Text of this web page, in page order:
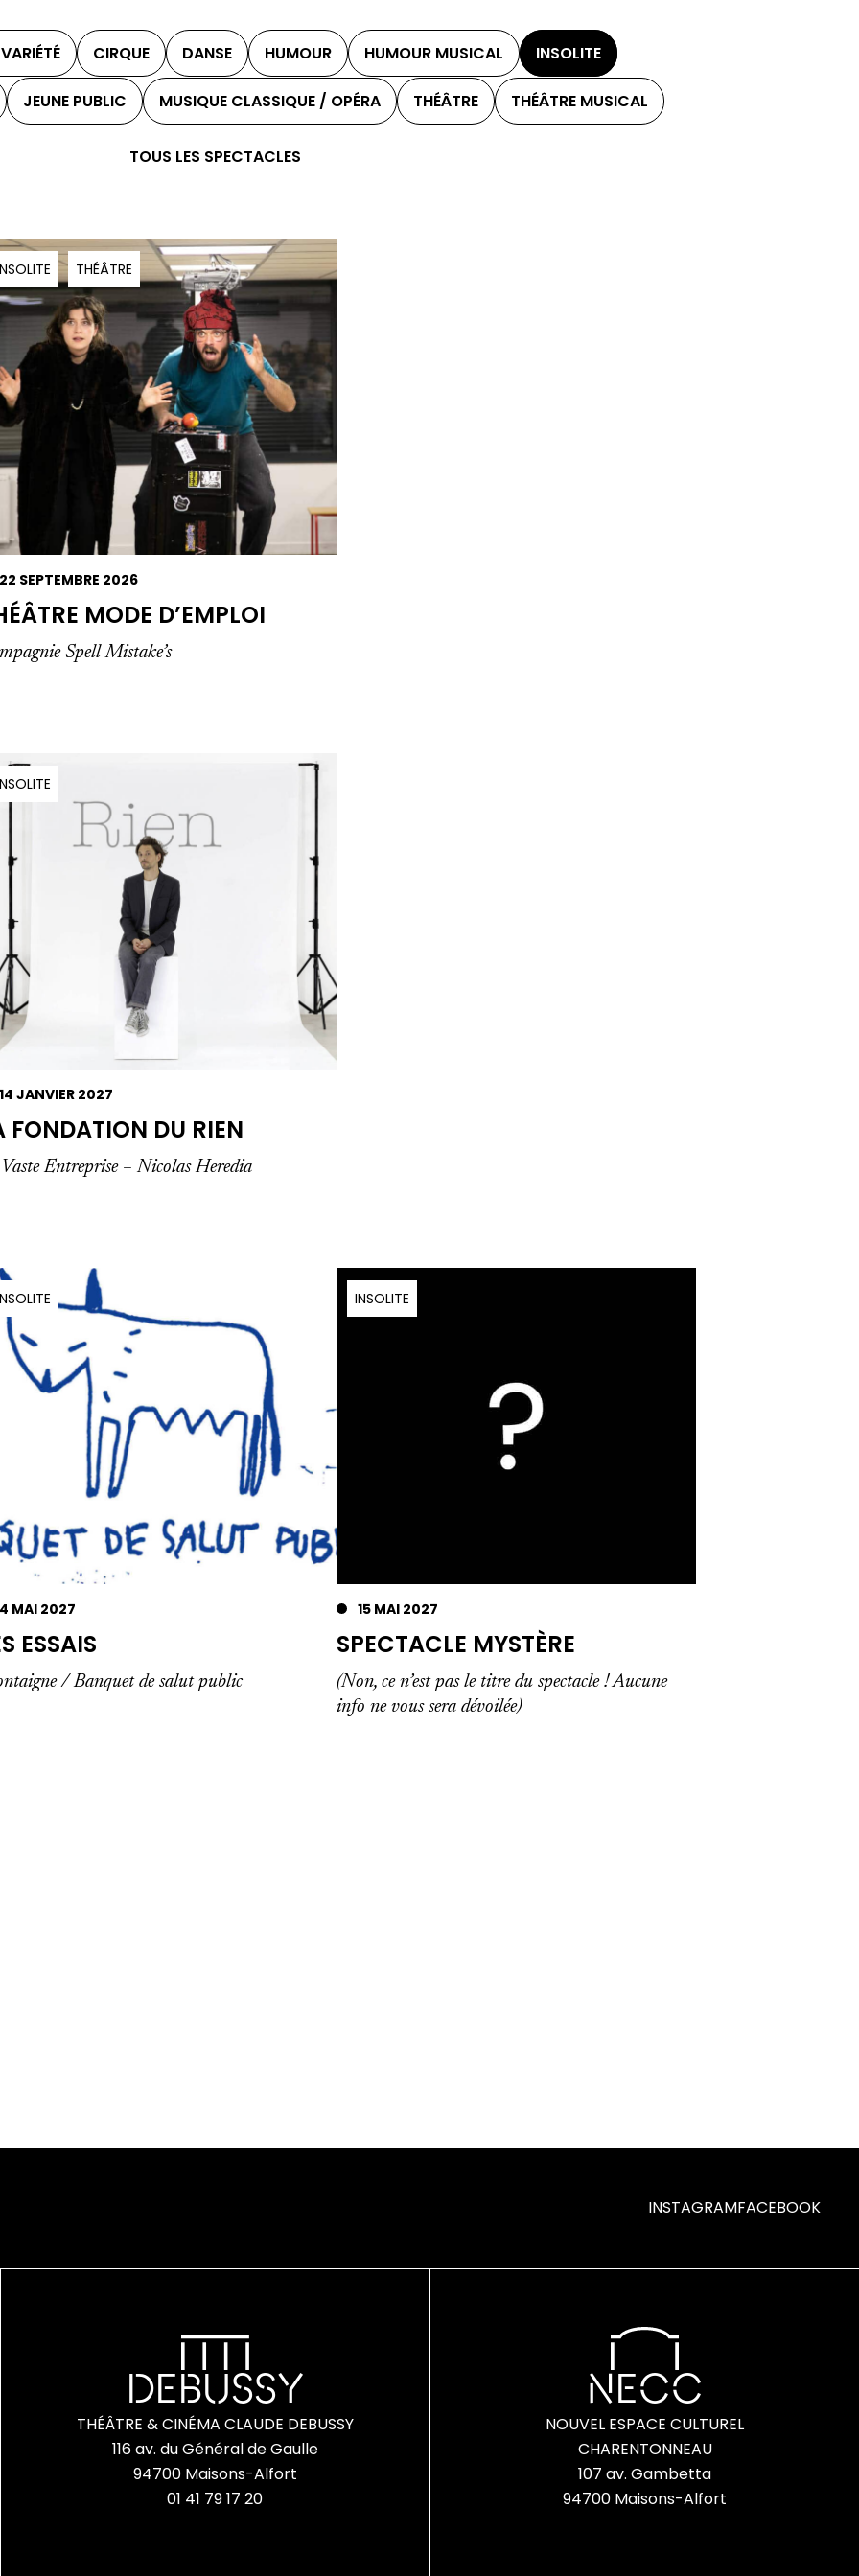
CIRQUE DANSE HUMOUR HUMOUR MUSICAL INSOLITE
JEUNE PUBLIC MUSIQUE CLASSIQUE / OPÉRA THÉÂTRE THÉÂTRE MUSICAL
TOUS LES SPECTACLES
THÉÂTRE
SEPTEMBRE 2026
MODE D’EMPLOI
Spell Mistake’s
JANVIER 2027
FONDATION DU RIEN
Entreprise – Nicolas Heredia
MAI 2027
ESSAIS
/ Banquet de salut public
INSOLITE
15 MAI 2027
SPECTACLE MYSTÈRE
(Non, ce n’est pas le titre du spectacle ! Aucune
info ne vous sera dévoilée)
INSTAGRAMFACEBOOK
DEBUSSY
THÉÂTRE & CINÉMA CLAUDE DEBUSSY
116 av. du Général de Gaulle
94700 Maisons-Alfort
01 41 79 17 20
NECC
NOUVEL ESPACE CULTUREL
CHARENTONNEAU
107 av. Gambetta
94700 Maisons-Alfort